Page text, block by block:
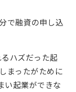
で融資の申し込
ハズだった起
まったがために
い起業ができな